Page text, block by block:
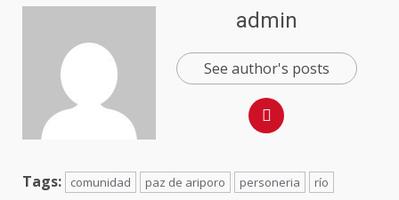
admin
See author's posts
Tags: comunidad paz de ariporo personeria río